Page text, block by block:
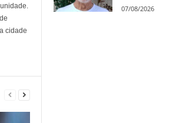
cidade
07/08/2026